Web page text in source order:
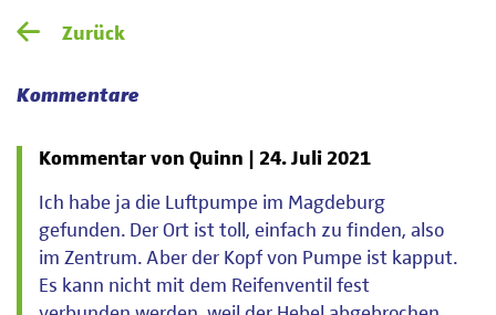
Zurück
Kommentare
Kommentar von Quinn | 24. Juli 2021
Ich habe ja die Luftpumpe im Magdeburg
gefunden. Der Ort ist toll, einfach zu finden, also
im Zentrum. Aber der Kopf von Pumpe ist kapput.
Es kann nicht mit dem Reifenventil fest